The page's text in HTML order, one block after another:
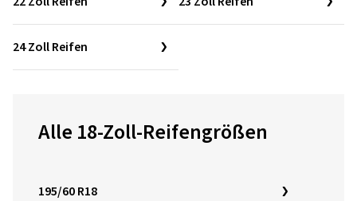
24 Zoll Reifen
Alle 18-Zoll-Reifengrößen
195/60 R18